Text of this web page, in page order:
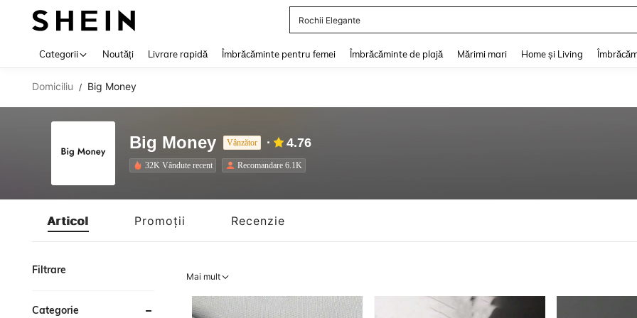
Rochii De Vară
Categorii Noutăți Livrare rapidă Îmbrăcăminte pentru femei Îmbrăcăminte de plajă Mărimi mari Home și Living
Domiciliu / Big Money
Big Money Vânzător 4.76
32K Vândute recent Recomandare 6.1K
Articol Promoții Recenzie
Filtrare
Categorie
Mai mult